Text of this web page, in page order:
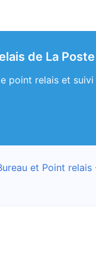
de La
point relais et
et Point